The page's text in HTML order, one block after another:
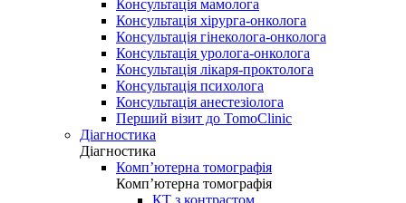
Консультація мамолога
Консультація хірурга-онколога
Консультація гінеколога-онколога
Консультація уролога-онколога
Консультація лікаря-проктолога
Консультація психолога
Консультація анестезіолога
Перший візит до TomoClinic
Діагностика
Діагностика
Комп’ютерна томографія
Комп’ютерна томографія
КТ з контрастом